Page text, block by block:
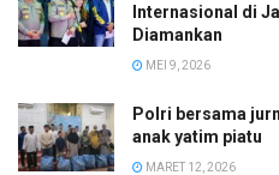
Internasional di
Diamankan
MEI 9, 2026
Polri bersama
anak yatim piatu
MARET 12, 2026